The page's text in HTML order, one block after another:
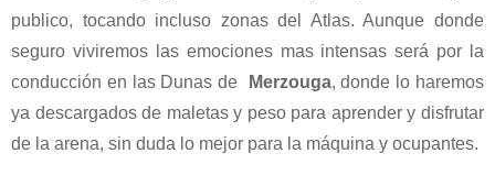
publico, tocando incluso zonas del Atlas. Aunque donde
seguro viviremos las emociones mas intensas será por la
conducción en las Dunas de
Merzouga, donde lo haremos
ya descargados de maletas y peso para aprender y disfrutar
de la arena, sin duda lo mejor para la máquina y ocupantes.